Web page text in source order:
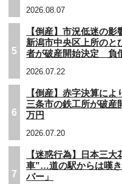
2026.08.07
5
【倒産】市況低迷の
新潟市中央区上所のと
者が破産開始決定 負
2026.07.22
6
【倒産】赤字決算に
三条市の鉄工所が破
万円
2026.07.20
7
【迷惑行為】日本三
車”…道の駅からは嘆
バー」